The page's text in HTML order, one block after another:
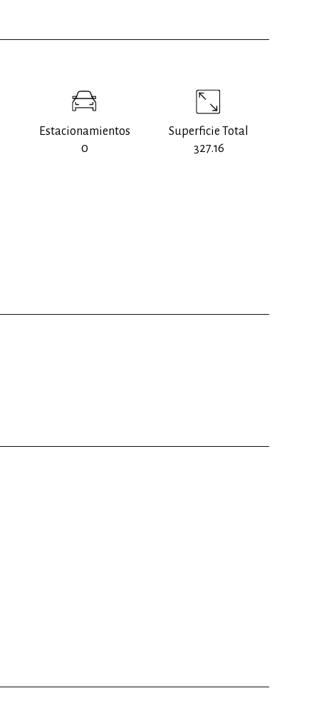
Estacionamientos
0
Superficie Total
327.16